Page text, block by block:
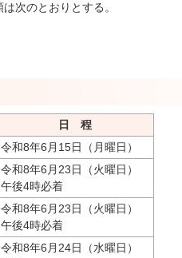
次のとおりとする。
日 程
令和8年6月15日（月曜日）
令和8年6月23日（火曜日）
午後4時必着
令和8年6月23日（火曜日）
午後4時必着
令和8年6月24日（水曜日）